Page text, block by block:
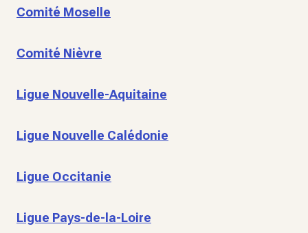
Comité Moselle
Comité Nièvre
Ligue Nouvelle-Aquitaine
Ligue Nouvelle Calédonie
Ligue Occitanie
Ligue Pays-de-la-Loire